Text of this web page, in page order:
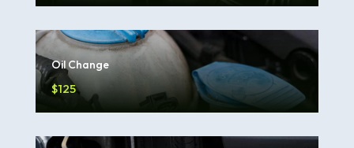
Oil Change
$125